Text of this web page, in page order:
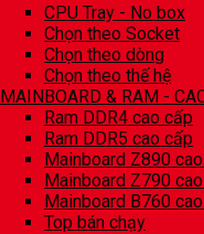
CPU Tray - No box
Chọn theo Socket
Chọn theo dòng
Chọn theo thế hệ
MAINBOARD & RAM -
Ram DDR4 cao cấp
Ram DDR5 cao cấp
Mainboard Z890
Mainboard Z790
Mainboard B760
Top bán chạy